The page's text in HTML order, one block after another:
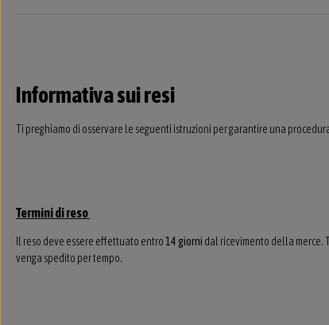
Informativa sui resi
Ti preghiamo di osservare le seguenti istruzioni per garantire una
Termini di reso
Il reso deve essere effettuato entro14 giorni dal ricevimento della merce.
venga spedito per tempo.